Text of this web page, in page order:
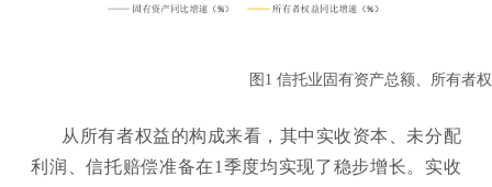
图1 信托业固有资产总额、所有
从所有者权益的构成来看，其中实收资本、未分配
利润、信托赔偿准备在1季度均实现了稳步增长。实收